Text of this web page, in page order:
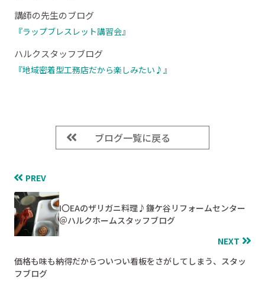
講師の先生のブログ
『ラップブレスレット講習会』
ハルクスタッフブログ
『地域密着型工務店だから楽しみたい♪』
ブログ一覧に戻る
PREV
I〇EAのザリガニ料理♪鎌ケ谷リフォームセンター
＠ハルクホームスタッフブログ
NEXT
価格も味も納得だからついつい看板をさがしてしまう、スタッ
フブログ